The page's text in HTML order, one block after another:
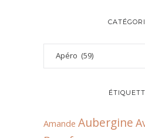
Amande Aubergine